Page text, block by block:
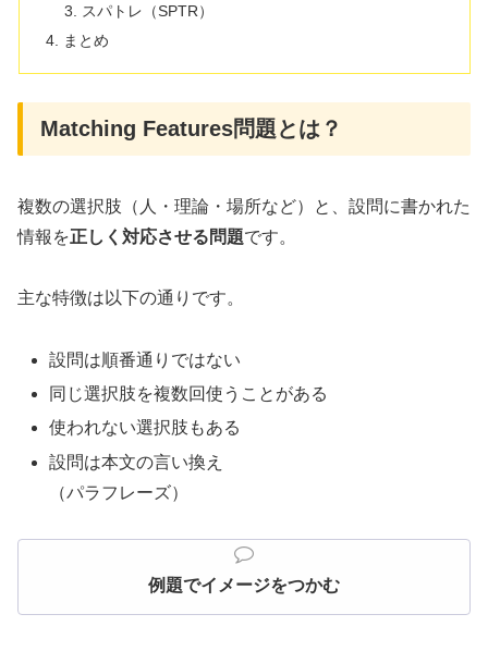
スパトレ（SPTR）
まとめ
Matching Features問題とは？
複数の選択肢（人・理論・場所など）と、設問に書かれた
情報を正しく対応させる問題です。
主な特徴は以下の通りです。
設問は順番通りではない
同じ選択肢を複数回使うことがある
使われない選択肢もある
設問は本文の言い換え
（パラフレーズ）
例題でイメージをつかむ